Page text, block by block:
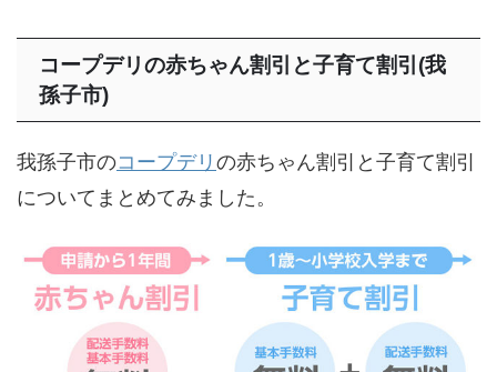
コープデリの赤ちゃん割引と子育て割引(我
孫子市)
我孫子市のコープデリの赤ちゃん割引と子育て割引
についてまとめてみました。